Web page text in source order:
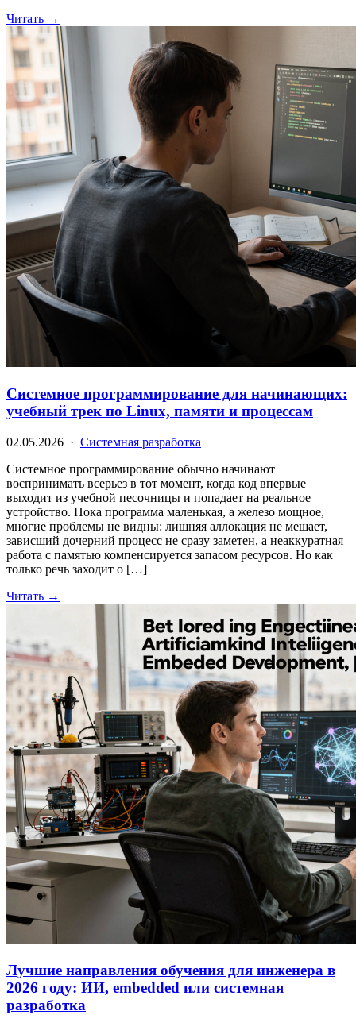
Читать →
Системное программирование для начинающих:
учебный трек по Linux, памяти и процессам
02.05.2026 · Системная разработка
Системное программирование обычно начинают
воспринимать всерьез в тот момент, когда код впервые
выходит из учебной песочницы и попадает на реальное
устройство. Пока программа маленькая, а железо мощное,
многие проблемы не видны: лишняя аллокация не мешает,
зависший дочерний процесс не сразу заметен, а неаккуратная
работа с памятью компенсируется запасом ресурсов. Но как
только речь заходит о […]
Читать →
Лучшие направления обучения для инженера в
2026 году: ИИ, embedded или системная
разработка